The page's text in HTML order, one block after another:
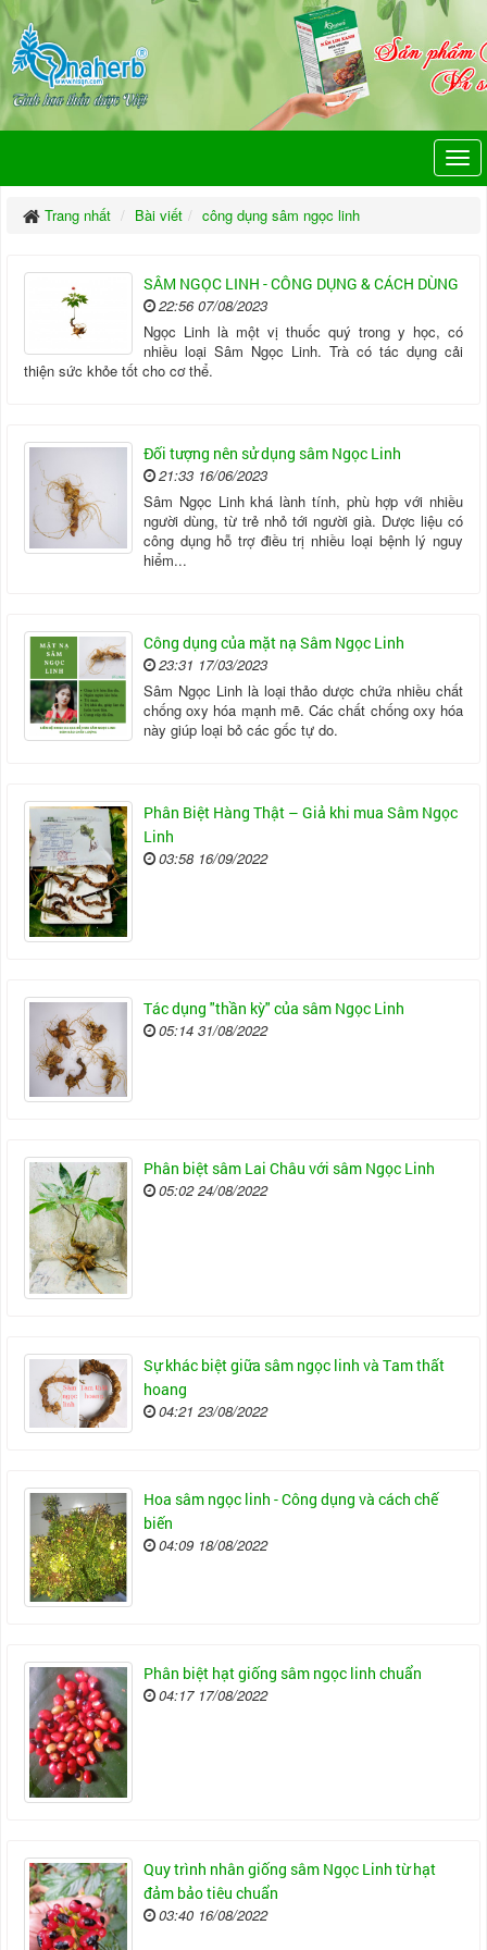
Trang nhất Bài viết công dụng sâm ngọc linh
SÂM NGỌC LINH - CÔNG DỤNG & CÁCH DÙNG
22:56 07/08/2023
Ngọc Linh là một vị thuốc quý trong y học, có
nhiều loại Sâm Ngọc Linh. Trà có tác dụng cải
thiện sức khỏe tốt cho cơ thể.
Đối tượng nên sử dụng sâm Ngọc Linh
21:33 16/06/2023
Sâm Ngọc Linh khá lành tính, phù hợp với nhiều
người dùng, từ trẻ nhỏ tới người già. Dược liệu có
công dụng hỗ trợ điều trị nhiều loại bệnh lý nguy
hiểm...
Công dụng của mặt nạ Sâm Ngọc Linh
23:31 17/03/2023
Sâm Ngọc Linh là loại thảo dược chứa nhiều chất
chống oxy hóa mạnh mẽ. Các chất chống oxy hóa
này giúp loại bỏ các gốc tự do.
Phân Biệt Hàng Thật – Giả khi mua Sâm Ngọc
Linh
03:58 16/09/2022
Tác dụng "thần kỳ" của sâm Ngọc Linh
05:14 31/08/2022
Phân biệt sâm Lai Châu với sâm Ngọc Linh
05:02 24/08/2022
Sự khác biệt giữa sâm ngọc linh và Tam thất
hoang
04:21 23/08/2022
Hoa sâm ngọc linh - Công dụng và cách chế
biến
04:09 18/08/2022
Phân biệt hạt giống sâm ngọc linh chuẩn
04:17 17/08/2022
Quy trình nhân giống sâm Ngọc Linh từ hạt
đảm bảo tiêu chuẩn
03:40 16/08/2022